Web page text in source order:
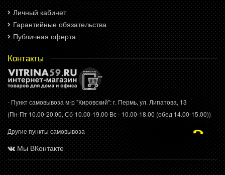
Личный кабинет
Гарантийные обязательства
Публичная оферта
Контакты
- Пункт самовывоза м-р "Кировский": г. Пермь, ул. Липатова, 13
(Пн-Пт 10.00-20.00, Сб-10.00-19.00 Вс - 10.00-18.00 (обед 14.00-15.00))
Другие пункты самовывоза
Мы ВКонтакте